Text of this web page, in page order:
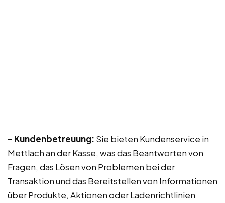
– Kundenbetreuung: Sie bieten Kundenservice in
Mettlach an der Kasse, was das Beantworten von
Fragen, das Lösen von Problemen bei der
Transaktion und das Bereitstellen von Informationen
über Produkte, Aktionen oder Ladenrichtlinien